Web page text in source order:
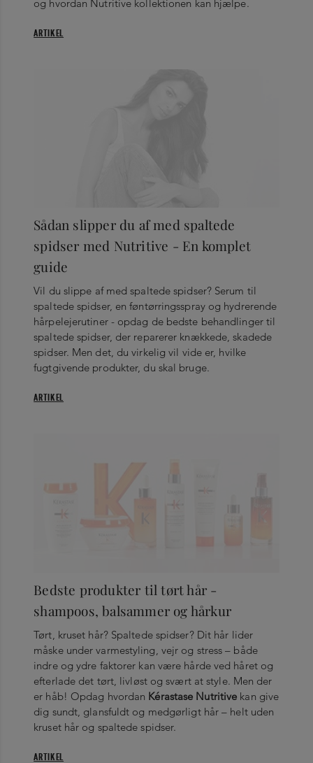
og hvordan Nutritive kollektionen kan hjælpe.
ARTIKEL
Sådan slipper du af med spaltede
spidser med Nutritive - En komplet
guide
Vil du slippe af med spaltede spidser? Serum til
spaltede spidser, en føntørringsspray og hydrerende
hårpelejerutiner - opdag de bedste behandlinger til
spaltede spidser, der reparerer knækkede, skadede
spidser. Men det, du virkelig vil vide er, hvilke
fugtgivende produkter, du skal bruge.
ARTIKEL
Bedste produkter til tørt hår -
shampoos, balsammer og hårkur
Tørt, kruset hår? Spaltede spidser? Dit hår lider
måske under varmestyling, vejr og stress – både
indre og ydre faktorer kan være hårde ved håret og
efterlade det tørt, livløst og svært at style. Men der
er håb! Opdag hvordan Kérastase Nutritive kan give
dig sundt, glansfuldt og medgørligt hår – helt uden
kruset hår og spaltede spidser.
ARTIKEL